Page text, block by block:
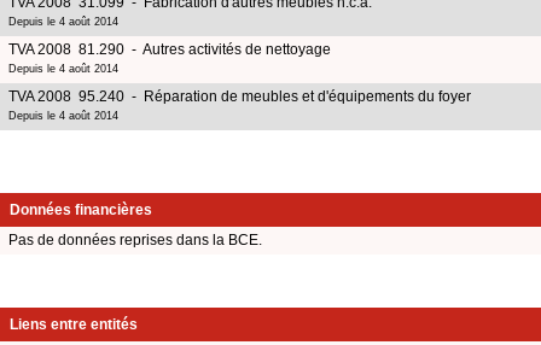
Depuis le 4 août 2014
TVA 2008 81.290 - Autres activités de nettoyage
Depuis le 4 août 2014
TVA 2008 95.240 - Réparation de meubles et d'équipements du foyer
Depuis le 4 août 2014
Données financières
Pas de données reprises dans la BCE.
Liens entre entités